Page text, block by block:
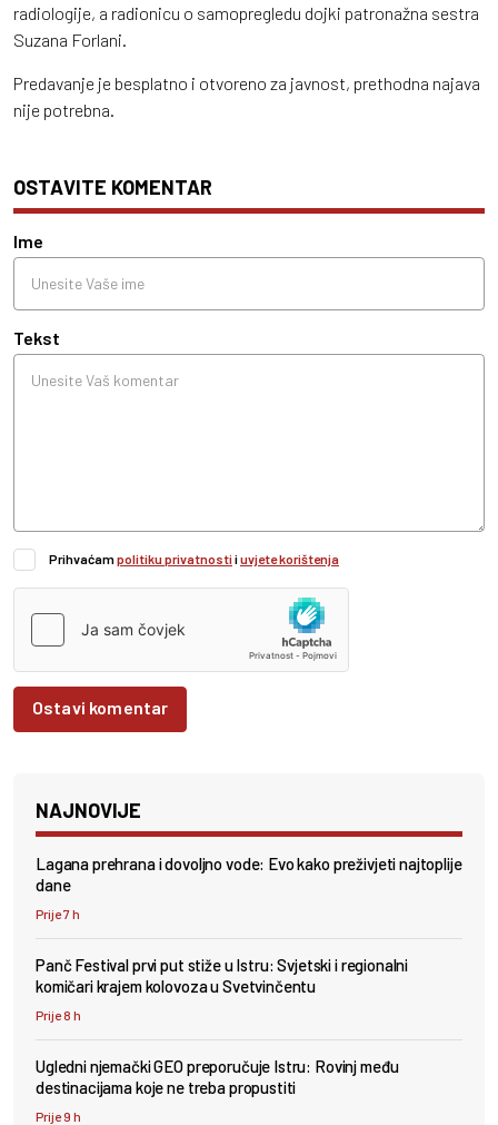
radiologije, a radionicu o samopregledu dojki patronažna sestra
Suzana Forlani.
Predavanje je besplatno i otvoreno za javnost, prethodna najava
nije potrebna.
OSTAVITE KOMENTAR
Ime
Tekst
Prihvaćampolitiku privatnostiiuvjete korištenja
Ostavi komentar
NAJNOVIJE
Lagana prehrana i dovoljno vode: Evo kako preživjeti najtoplije
dane
Prije 7 h
Panč Festival prvi put stiže u Istru: Svjetski i regionalni
komičari krajem kolovoza u Svetvinčentu
Prije 8 h
Ugledni njemački GEO preporučuje Istru: Rovinj među
destinacijama koje ne treba propustiti
Prije 9 h